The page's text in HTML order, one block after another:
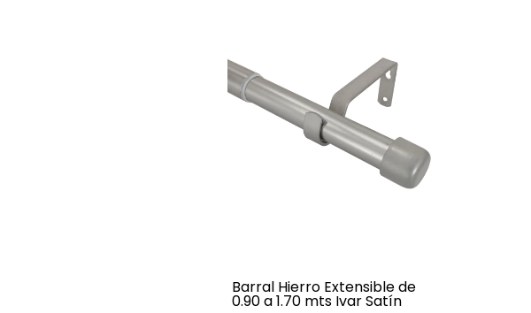
Barral Hierro Extensible de
0.90 a 1.70 mts Ivar Satín